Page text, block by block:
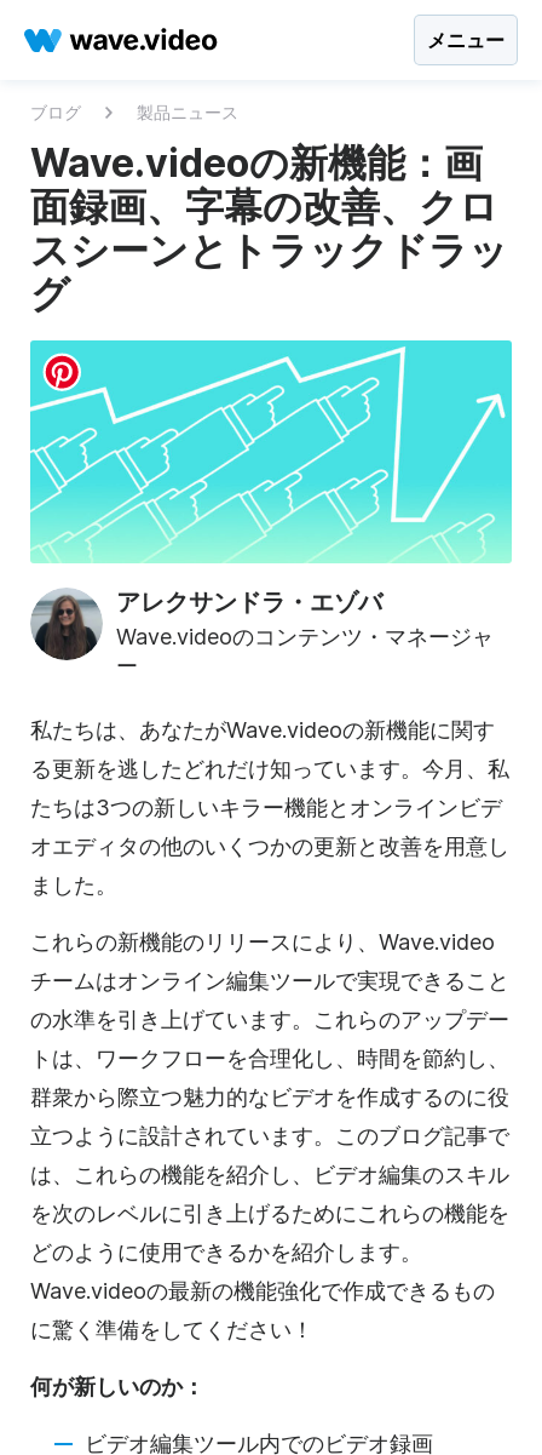
メニュー
ブログ 製品ニュース
Wave.videoの新機能：画
面録画、字幕の改善、クロ
スシーンとトラックドラッ
グ
アレクサンドラ・エゾバ
Wave.videoのコンテンツ・マネージャ
ー
私たちは、あなたがWave.videoの新機能に関す
る更新を逃したどれだけ知っています。今月、私
たちは3つの新しいキラー機能とオンラインビデ
オエディタの他のいくつかの更新と改善を用意し
ました。
これらの新機能のリリースにより、Wave.video
チームはオンライン編集ツールで実現できること
の水準を引き上げています。これらのアップデー
トは、ワークフローを合理化し、時間を節約し、
群衆から際立つ魅力的なビデオを作成するのに役
立つように設計されています。このブログ記事で
は、これらの機能を紹介し、ビデオ編集のスキル
を次のレベルに引き上げるためにこれらの機能を
どのように使用できるかを紹介します。
Wave.videoの最新の機能強化で作成できるもの
に驚く準備をしてください！
何が新しいのか：
ビデオ編集ツール内でのビデオ録画